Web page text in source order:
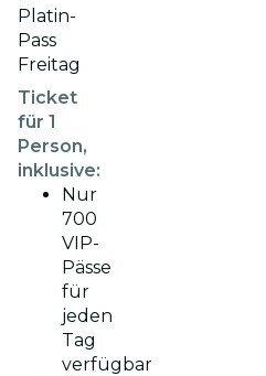
Platin-
Pass
Freitag
Ticket
für 1
Person,
inklusive:
Nur
700
VIP-
Pässe
für
jeden
Tag
verfügbar